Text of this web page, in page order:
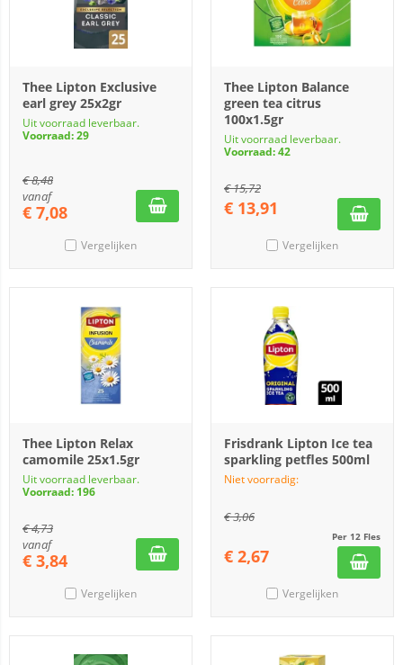
Thee Lipton Exclusive
earl grey 25x2gr
Uit voorraad leverbaar.
Voorraad: 29
€8,48
vanaf
€ 7,08
Vergelijken
Thee Lipton Balance
green tea citrus
100x1.5gr
Uit voorraad leverbaar.
Voorraad: 42
€15,72
€ 13,91
Vergelijken
Thee Lipton Relax
camomile 25x1.5gr
Uit voorraad leverbaar.
Voorraad: 196
€4,73
vanaf
€ 3,84
Vergelijken
Frisdrank Lipton Ice tea
sparkling petfles 500ml
Niet voorradig:
€3,06
Per 12 Fles
€ 2,67
Vergelijken